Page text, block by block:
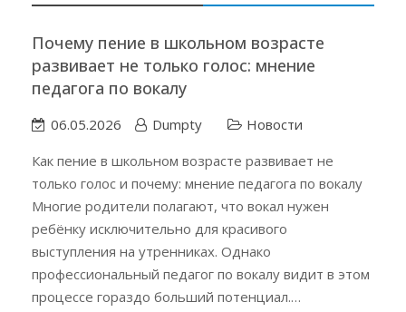
Почему пение в школьном возрасте
развивает не только голос: мнение
педагога по вокалу
06.05.2026 Dumpty
Новости
Как пение в школьном возрасте развивает не
только голос и почему: мнение педагога по вокалу
Многие родители полагают, что вокал нужен
ребёнку исключительно для красивого
выступления на утренниках. Однако
профессиональный педагог по вокалу видит в этом
процессе гораздо больший потенциал.…